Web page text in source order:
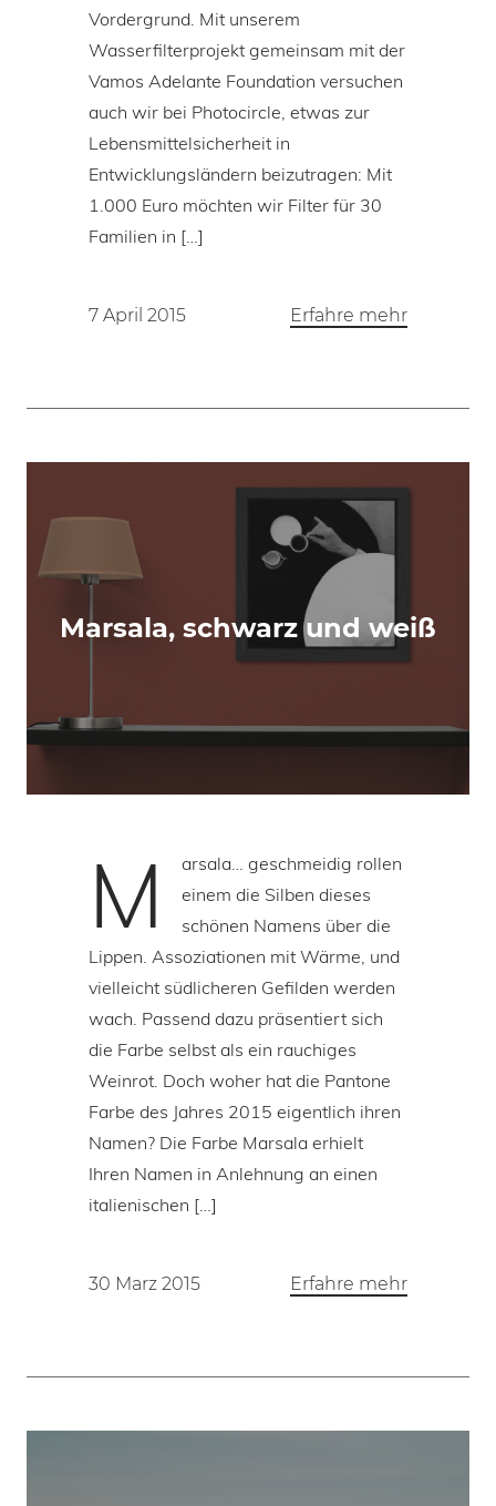
Vordergrund. Mit unserem
Wasserfilterprojekt gemeinsam mit der
Vamos Adelante Foundation versuchen
auch wir bei Photocircle, etwas zur
Lebensmittelsicherheit in
Entwicklungsländern beizutragen: Mit
1.000 Euro möchten wir Filter für 30
Familien in […]
7 April 2015 Erfahre mehr
Marsala, schwarz und weiß
M
arsala… geschmeidig rollen
einem die Silben dieses
schönen Namens über die
Lippen. Assoziationen mit Wärme, und
vielleicht südlicheren Gefilden werden
wach. Passend dazu präsentiert sich
die Farbe selbst als ein rauchiges
Weinrot. Doch woher hat die Pantone
Farbe des Jahres 2015 eigentlich ihren
Namen? Die Farbe Marsala erhielt
Ihren Namen in Anlehnung an einen
italienischen […]
30 Marz 2015 Erfahre mehr